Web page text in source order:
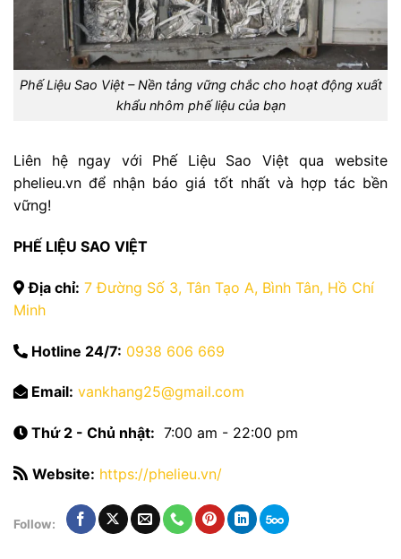
Phế Liệu Sao Việt – Nền tảng vững chắc cho hoạt động xuất
khẩu nhôm phế liệu của bạn
Liên hệ ngay với Phế Liệu Sao Việt qua website
phelieu.vn để nhận báo giá tốt nhất và hợp tác bền
vững!
PHẾ LIỆU SAO VIỆT
Địa chỉ: 7 Đường Số 3, Tân Tạo A, Bình Tân, Hồ Chí
Minh
Hotline 24/7: 0938 606 669
Email: vankhang25@gmail.com
Thứ 2 - Chủ nhật: 7:00 am - 22:00 pm
Website: https://phelieu.vn/
Follow: